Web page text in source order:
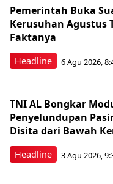
Headline
Pemerintah Buka
Kerusuhan Agustus
Faktanya
6 Agu 2026,
Headline
TNI AL Bongkar
Penyelundupan
Disita dari Bawah
3 Agu 2026,